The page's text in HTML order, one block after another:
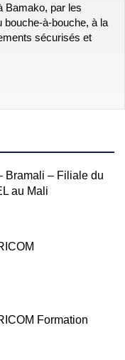
Bamako, par les
bouche-à-bouche, à la
sécurisés et
Bramali – Filiale du
au Mali
Formation